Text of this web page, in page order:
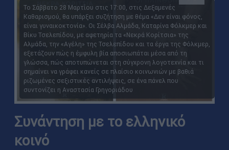
Το Σάββατο 28 Μαρτίου στις 17:00, στις Δεξαμενές
Καθαρισμού, θα υπάρξει συζήτηση με θέμα «Δεν είναι φόνος,
είναι γυναικοκτονία». Οι Σέλβα Αλμάδα, Καταρίνα Φόλκμερ και
Βίκυ Τσελεπίδου, με αφετηρία τα «Νεκρά Κορίτσια» της
Αλμάδα, την «Αγέλη» της Τσελεπίδου και τα έργα της Φόλκμερ,
εξετάζουν πώς η έμφυλη βία αποσιωπάται μέσα από τη
γλώσσα, πώς αποτυπώνεται στη σύγχρονη λογοτεχνία και τι
σημαίνει να γράφει κανείς σε πλαίσιο κοινωνιών με βαθιά
ριζωμένες σεξιστικές αντιλήψεις, σε ένα πάνελ που
συντονίζει η Αναστασία Γρηγοριάδου
Συνάντηση με το ελληνικό
κοινό